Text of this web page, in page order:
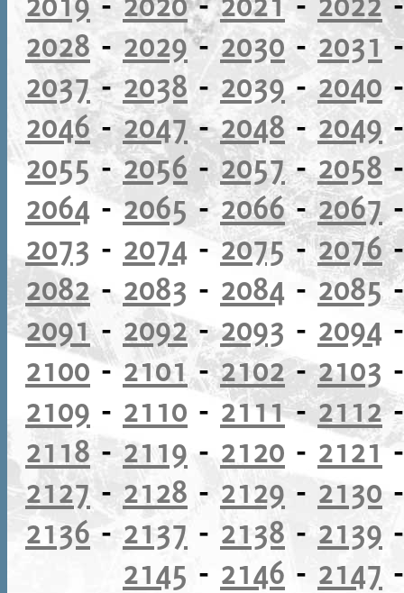
2028 - 2029-2030-2031
2037-2038 - 2039-2040
2046-2047-2048-2049
2055 -2056-2057-2058
2064 -2065-2066-2067
2073 - 2074 -2075-2076
2082- 2083 - 2084 - 2085
2091- 2092-2093 - 2094
2100- 2101-2102-2103
2109 - 2110 - 2111-2112
2118 -2119 - 2120 - 2121
2127- 2128 - 2129 - 2130
2136 - 2137 - 2138 - 2139
2145 - 2146 - 2147